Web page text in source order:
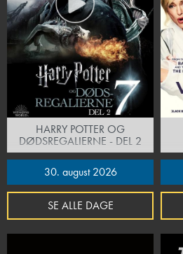
HARRY POTTER OG
DØDSREGALIERNE - DEL 2
30. august 2026
SE ALLE DAGE